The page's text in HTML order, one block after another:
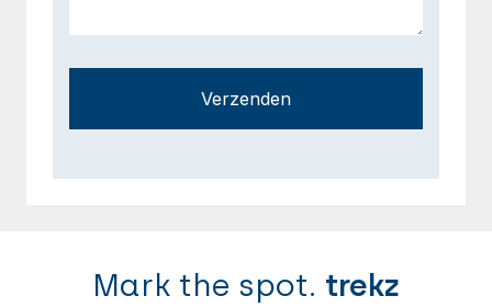
Verzenden
Mark the spot. trekz